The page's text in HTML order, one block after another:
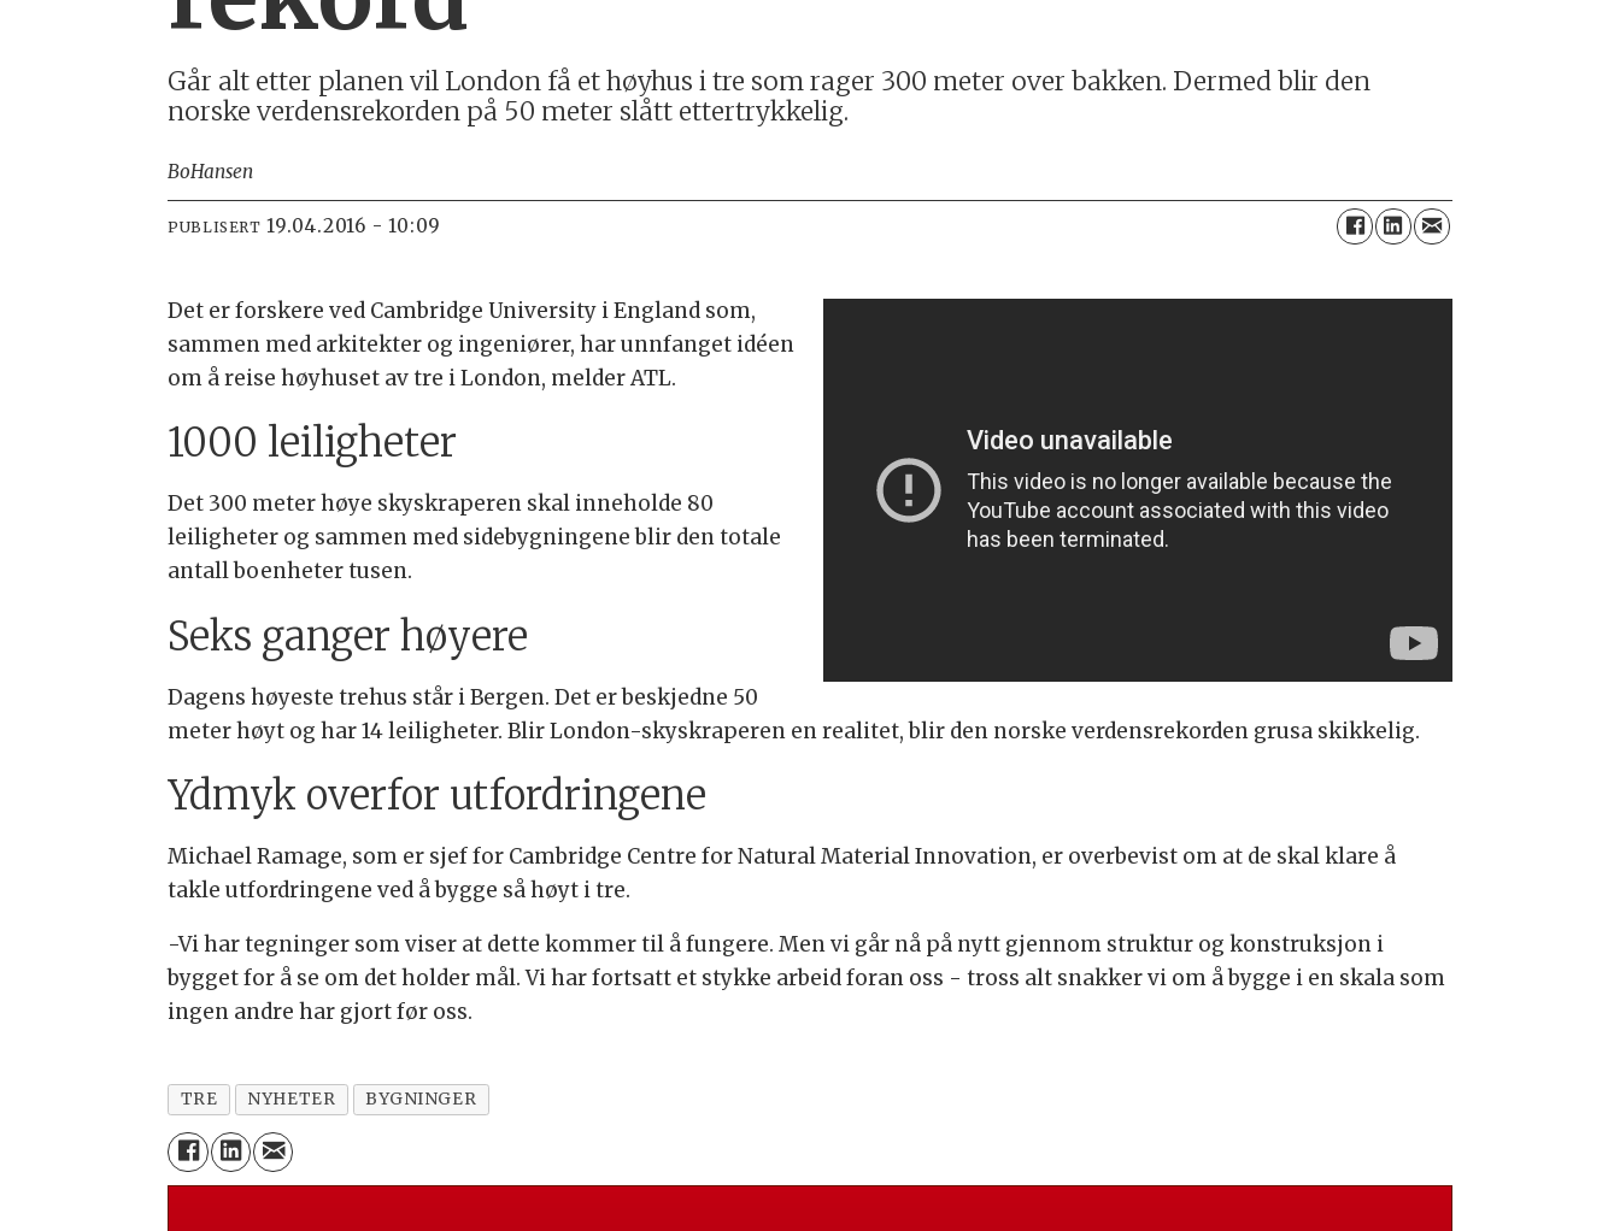
Går alt etter planen vil London få et høyhus i tre som rager 300 meter over bakken. Dermed blir den
norske verdensrekorden på 50 meter slått ettertrykkelig.
BoHansen
PUBLISERT 19.04.2016 - 10:09
Det er forskere ved Cambridge University i England som,
sammen med arkitekter og ingeniører, har unnfanget idéen
om å reise høyhuset av tre i London, melder ATL.
1000 leiligheter
Det 300 meter høye skyskraperen skal inneholde 80
leiligheter og sammen med sidebygningene blir den totale
antall boenheter tusen.
Seks ganger høyere
Dagens høyeste trehus står i Bergen. Det er beskjedne 50
meter høyt og har 14 leiligheter. Blir London-skyskraperen en realitet, blir den norske verdensrekorden grusa skikkelig.
Ydmyk overfor utfordringene
Michael Ramage, som er sjef for Cambridge Centre for Natural Material Innovation, er overbevist om at de skal klare å
takle utfordringene ved å bygge så høyt i tre.
-Vi har tegninger som viser at dette kommer til å fungere. Men vi går nå på nytt gjennom struktur og konstruksjon i
bygget for å se om det holder mål. Vi har fortsatt et stykke arbeid foran oss - tross alt snakker vi om å bygge i en skala som
ingen andre har gjort før oss.
TRE NYHETER BYGNINGER